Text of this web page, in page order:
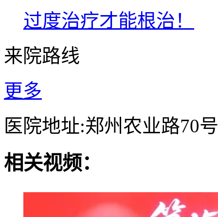
过度治疗才能根治！
来院路线
更多
医院地址:郑州农业路70
相关视频：